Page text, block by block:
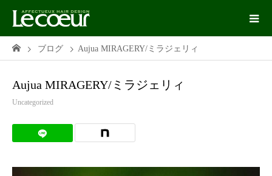
ブログ Aujua MIRAGERY/ミラジェリィ
Aujua MIRAGERY/ミラジェリィ
Uncategorized